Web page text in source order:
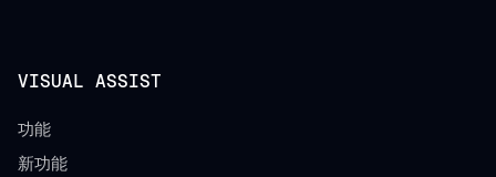
VISUAL ASSIST
功能
新功能